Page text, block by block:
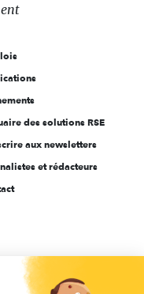
des solutions RSE
aux newsletters
et rédacteurs